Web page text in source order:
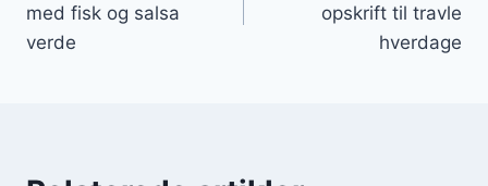
med fisk og salsa
verde
opskrift til travle
hverdage